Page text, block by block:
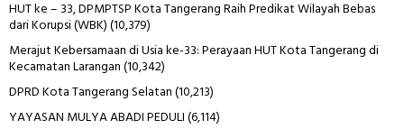
HUT ke – 33, DPMPTSP Kota Tangerang Raih Predikat Wilayah Bebas
dari Korupsi (WBK)(10,379)
Merajut Kebersamaan di Usia ke-33: Perayaan HUT Kota Tangerang di
Kecamatan Larangan(10,342)
DPRD Kota Tangerang Selatan(10,213)
YAYASAN MULYA ABADI PEDULI(6,114)